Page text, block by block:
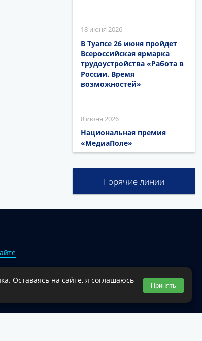
18 июня 2026
В Туапсе 26 июня пройдет
Всероссийская ярмарка
трудоустройства «Работа в
России. Время
возможностей»
8 июня 2026
Национальная премия
«МедиаПоле»
Горячие линии
муниципального округа.
Оставаясь на сайте, я соглашаюсь
Принять